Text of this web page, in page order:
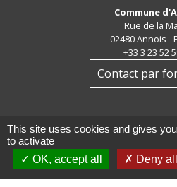
Commune
Rue de la
02480 Annois -
+33 3 23 52
Contact par
Mentions légales -
Accessibilité - Plan du site -
This site uses cookies and gives
to activate
OK, accept all
Deny